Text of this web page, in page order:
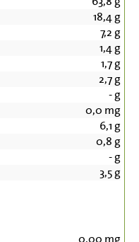
18,4g
7,2 g
1,4g
1,7g
2,7g
-g
0,0 mg
6,1 g
0,8 g
-g
3,5g
0,00 mg